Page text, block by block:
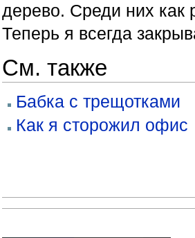
дерево. Среди них как
Теперь я всегда
См. также
Бабка с трещотками
Как я сторожил офис